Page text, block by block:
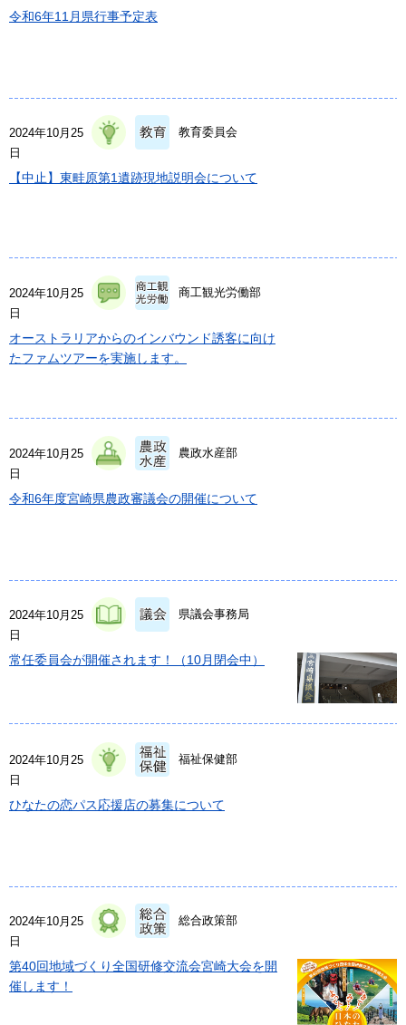
令和6年11月県行事予定表
2024年10月25
日
教育委員会
【中止】東畦原第1遺跡現地説明会について
2024年10月25
日
商工観光労働部
オーストラリアからのインバウンド誘客に向け
たファムツアーを実施します。
2024年10月25
日
農政水産部
令和6年度宮崎県農政審議会の開催について
2024年10月25
日
県議会事務局
常任委員会が開催されます！（10月閉会中）
2024年10月25
日
福祉保健部
ひなたの恋パス応援店の募集について
2024年10月25
日
総合政策部
第40回地域づくり全国研修交流会宮崎大会を開
催します！